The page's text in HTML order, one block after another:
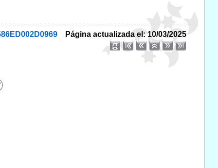
Página actualizada el: 10/03/2025